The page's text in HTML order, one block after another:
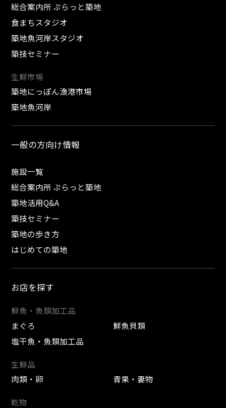
総合案内所 ぷらっと築地
食まちスタジオ
築地魚河岸スタジオ
築技セミナー
生鮮市場
築地にっぽん漁港市場
築地魚河岸
一般の方向け情報
施設一覧
総合案内所 ぷらっと築地
築地活用Q&A
築技セミナー
築地の歩き方
はじめての築地
お店を探す
鮮魚・魚類加工品
まぐろ
鮮魚貝類
塩干魚・魚類加工品
生鮮品
肉類・卵
青果・妻物
乾物